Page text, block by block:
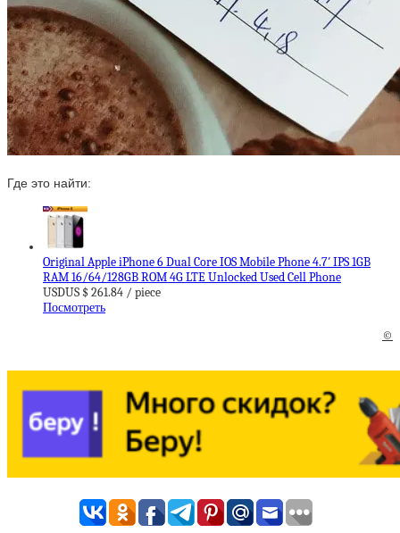
Где это найти:
Original Apple iPhone 6 Dual Core IOS Mobile Phone 4.7′ IPS 1GB
RAM 16/64/128GB ROM 4G LTE Unlocked Used Cell Phone
USDUS $ 261.84 / piece
Посмотреть
©